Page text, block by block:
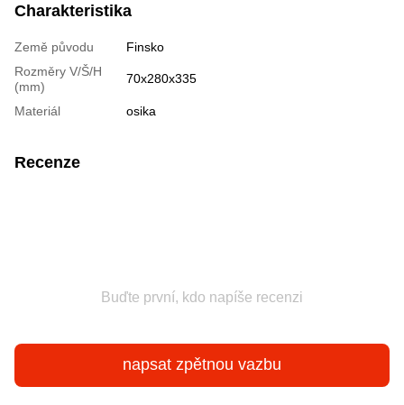
Charakteristika
Země původu
Finsko
Rozměry V/Š/H
(mm)
70x280x335
Materiál osika
Recenze
Buďte první, kdo napíše recenzi
napsat zpětnou vazbu